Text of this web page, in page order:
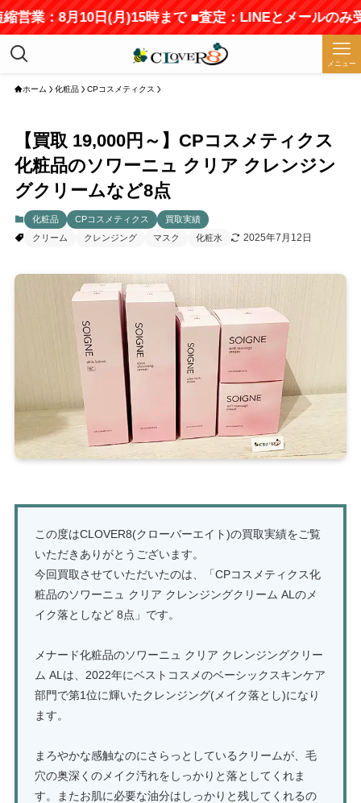
業：8月10日(月)15時まで ■査定：LINEとメールのみ受
メニュー
ホーム 化粧品 CPコスメティクス
【買取 19,000円～】CPコスメティクス
化粧品のソワーニュ クリア クレンジン
グクリームなど8点
化粧品 CPコスメティクス
買取実績
クリーム
クレンジング マスク 化粧水 2025年7月12日
この度はCLOVER8(クローバーエイト)の買取実績をご覧
いただきありがとうございます。
今回買取させていただいたのは、「CPコスメティクス化
粧品のソワーニュ クリア クレンジングクリーム ALのメ
イク落としなど 8点」です。
メナード化粧品のソワーニュ クリア クレンジングクリー
ム ALは、2022年にベストコスメのベーシックスキンケア
部門で第1位に輝いたクレンジング(メイク落とし)になり
ます。
まろやかな感触なのにさらっとしているクリームが、毛
穴の奥深くのメイク汚れをしっかりと落としてくれま
す。またお肌に必要な油分はしっかりと残してくれるの